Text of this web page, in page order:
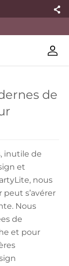
de
inutile de
et
nous
s’avérer
Nous
de
et pour